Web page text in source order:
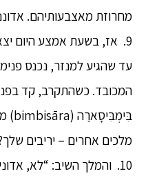
מחרוזת מאצבעותיהם.
9. אז, בשעת אמצע היום
עד שהגיע למנזר, נכנס
המכובד. כשהתקרב, קד
מלכים אחרים – יריבים
10. והמלך השיב: “לא,